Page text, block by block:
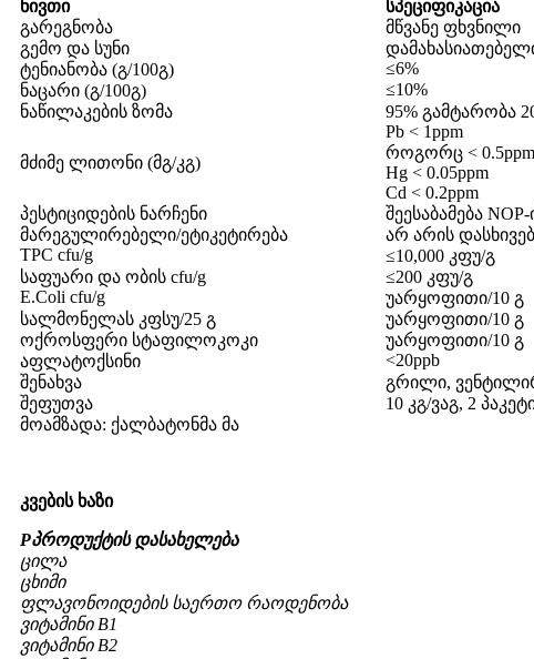
ნივთი სპეციფიკაცია
გარეგნობა
მწვანე ფხვნილი
გემო და სუნი
ტენიანობა (გ/100გ)
≤6%
ნაცარი (გ/100გ)
≤10%
ნაწილაკების ზომა
95% გამტარობა
მძიმე ლითონი (მგ/კგ)
Pb < 1ppm
როგორც < 0.5ppm
Hg < 0.05ppm
Cd < 0.2ppm
პესტიციდების ნარჩენი
შეესაბამება
მარეგულირებელი/ეტიკეტირება
არ არის
TPC cfu/g
≤10,000 კფუ/გ
საფუარი და ობის cfu/g
≤200 კფუ/გ
E.Coli cfu/g
უარყოფითი/10 გ
სალმონელას კფსუ/25 გ
უარყოფითი/10 გ
ოქროსფერი სტაფილოკოკი
უარყოფითი/10 გ
აფლატოქსინი
<20ppb
შენახვა
გრილი,
შეფუთვა
10 კგ/ვაგ, 2
მოამზადა: ქალბატონმა მა
კვების ხაზი
Pპროდუქტის დასახელება
ცილა
ცხიმი
ფლავონოიდების საერთო რაოდენობა
ვიტამინი B1
ვიტამინი B2